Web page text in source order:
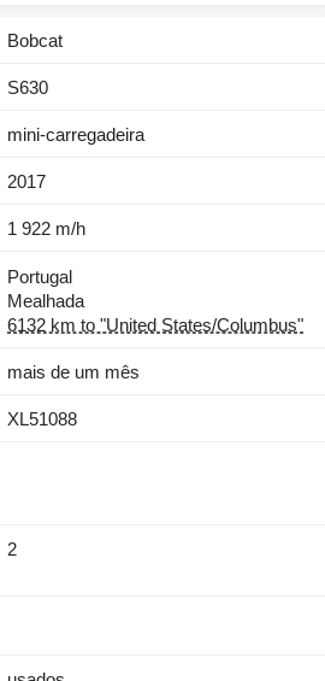
Bobcat
S630
mini-carregadeira
2017
1 922 m/h
Portugal
Mealhada
6132 km to "United States/Columbus"
mais de um mês
XL51088
2